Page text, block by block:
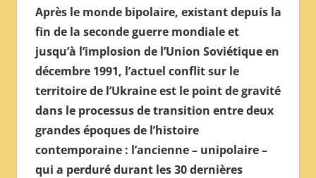
INTERNATIONAL
PRESS
REVIEW
——
ОБЗОР
МЕЖДУНАРОДНОЙ
ПРЕССЫ
Après le monde bipolaire, existant depuis la
fin de la seconde guerre mondiale et
jusqu’à l’implosion de l’Union Soviétique en
décembre 1991, l’actuel conflit sur le
territoire de l’Ukraine est le point de gravité
dans le processus de transition entre deux
grandes époques de l’histoire
contemporaine : l’ancienne – unipolaire –
qui a perduré durant les 30 dernières